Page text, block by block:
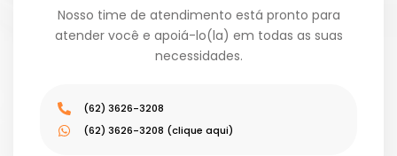
Nosso time de atendimento está pronto para
atender você e apoiá-lo(la) em todas as suas
necessidades.
(62) 3626-3208
(62) 3626-3208 (clique aqui)